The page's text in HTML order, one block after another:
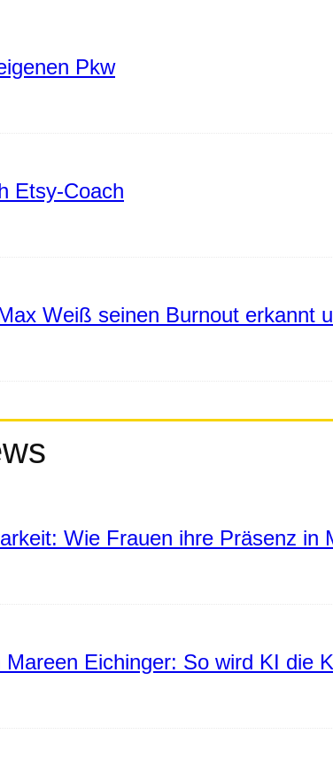
Pkw
Etsy-Coach
Weiß seinen Burnout erkannt
Wie Frauen ihre Präsenz in
Mareen Eichinger: So wird KI die